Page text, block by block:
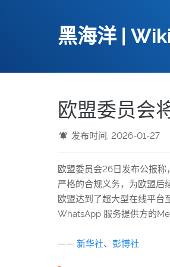
黑海洋 |
欧盟委员会
发布时间: 2026-01-27
欧盟委员会26日发布公报
严格的合规义务，为欧盟后
欧盟达到了超大型在线平
WhatsApp 服务提供方的
—— 新华社、 彭博社